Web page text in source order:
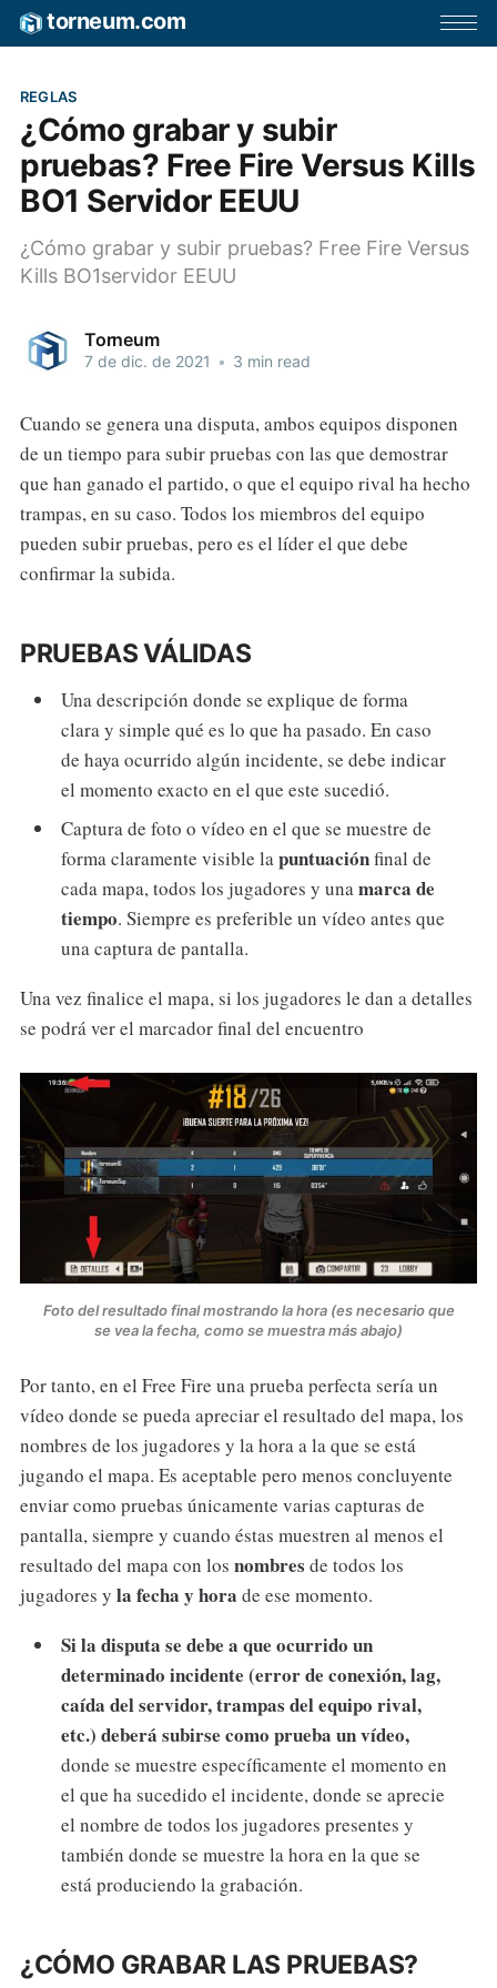
torneum.com
REGLAS
¿Cómo grabar y subir
pruebas? Free Fire Versus Kills
BO1 Servidor EEUU
¿Cómo grabar y subir pruebas? Free Fire Versus
Kills BO1servidor EEUU
Torneum
7 de dic. de 2021 • 3 min read
Cuando se genera una disputa, ambos equipos disponen
de un tiempo para subir pruebas con las que demostrar
que han ganado el partido, o que el equipo rival ha hecho
trampas, en su caso. Todos los miembros del equipo
pueden subir pruebas, pero es el líder el que debe
confirmar la subida.
PRUEBAS VÁLIDAS
Una descripción donde se explique de forma
clara y simple qué es lo que ha pasado. En caso
de haya ocurrido algún incidente, se debe indicar
el momento exacto en el que este sucedió.
Captura de foto o vídeo en el que se muestre de
forma claramente visible lapuntuaciónfinal de
cada mapa, todos los jugadores y unamarca de
tiempo. Siempre es preferible un vídeo antes que
una captura de pantalla.
Una vez finalice el mapa, si los jugadores le dan a detalles
se podrá ver el marcador final del encuentro
Foto del resultado final mostrando la hora (es necesario que
se vea la fecha, como se muestra más abajo)
Por tanto, en el Free Fire una prueba perfecta sería un
vídeo donde se pueda apreciar el resultado del mapa, los
nombres de los jugadores y la hora a la que se está
jugando el mapa. Es aceptable pero menos concluyente
enviar como pruebas únicamente varias capturas de
pantalla, siempre y cuando éstas muestren al menos el
resultado del mapa con los nombres de todos los
jugadores y la fecha y hora de ese momento.
Si la disputa se debe a que ocurrido un
determinado incidente (error de conexión, lag,
caída del servidor, trampas del equipo rival,
etc.) deberá subirse como prueba un vídeo,
donde se muestre específicamente el momento en
el que ha sucedido el incidente, donde se aprecie
el nombre de todos los jugadores presentes y
también donde se muestre la hora en la que se
está produciendo la grabación.
¿CÓMO GRABAR LAS PRUEBAS?